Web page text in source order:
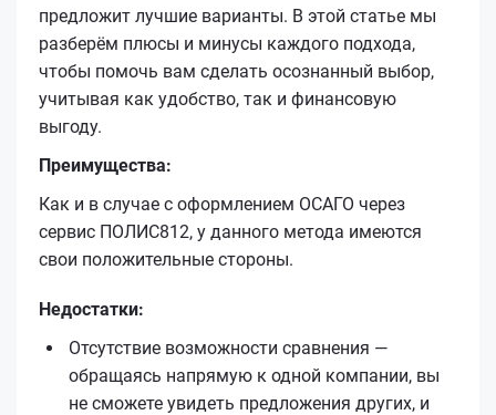
предложит лучшие варианты. В этой статье мы
разберём плюсы и минусы каждого подхода,
чтобы помочь вам сделать осознанный выбор,
учитывая как удобство, так и финансовую
выгоду.
Преимущества:
Как и в случае с оформлением ОСАГО через
сервис ПОЛИС812, у данного метода имеются
свои положительные стороны.
Недостатки:
Отсутствие возможности сравнения —
обращаясь напрямую к одной компании, вы
не сможете увидеть предложения других, и